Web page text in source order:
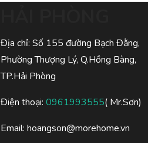
Địa chỉ: Số 155 đường Bạch Đằng,
Phường Thượng Lý, Q.Hồng Bàng,
TP.Hải Phòng
Điện thoại: 0961993555( Mr.Sơn)
Email: hoangson@morehome.vn